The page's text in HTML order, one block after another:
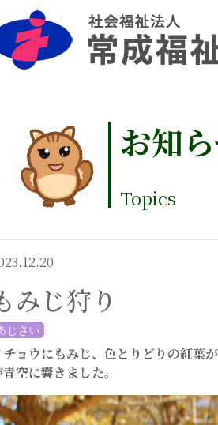
お知
Topics
みじ狩り
じさい
チョウにもみじ、色とりどりの紅葉
空に響きました。